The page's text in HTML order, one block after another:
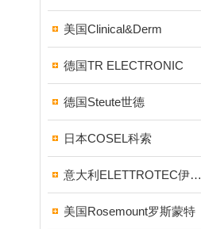
美国Clinical&Derm
德国TR ELECTRONIC
德国Steute世德
日本COSEL科索
意大利ELETTROTEC伊莱科
美国Rosemount罗斯蒙特